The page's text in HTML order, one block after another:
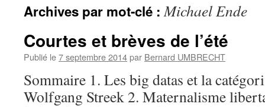
Archives par mot-clé :Michael Ende
Courtes et brèves de l’été
Publié le7 septembre 2014par Bernard UMBRECHT
Sommaire 1. Les big datas et la
Wolfgang Streek 2. Maternalisme